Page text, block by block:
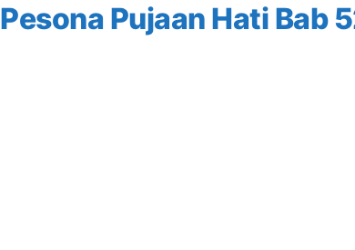
Pesona Pujaan Hati Bab